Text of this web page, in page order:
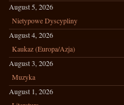
August 5, 2026
Nietypowe Dyscypliny
August 4, 2026
Kaukaz (Europa/Azja)
August 3, 2026
Muzyka
August 1, 2026